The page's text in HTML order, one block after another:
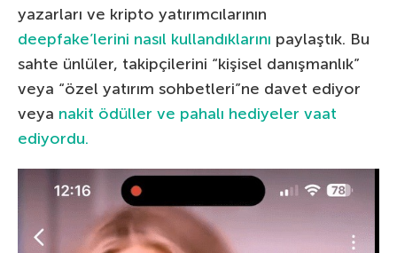
yazarları ve kripto yatırımcılarının
deepfake’lerini nasıl kullandıklarını paylaştık. Bu
sahte ünlüler, takipçilerini “kişisel danışmanlık”
veya “özel yatırım sohbetleri”ne davet ediyor
veya nakit ödüller ve pahalı hediyeler vaat
ediyordu.